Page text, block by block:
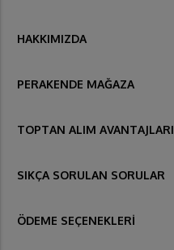
HAKKIMIZDA
PERAKENDE MAĞAZA
TOPTAN ALIM AVANTAJLARI
SIKÇA SORULAN SORULAR
ÖDEME SEÇENEKLERİ